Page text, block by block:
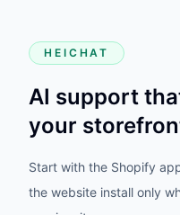
HEICHAT
AI support
your
Start with the Shopify
the website install only